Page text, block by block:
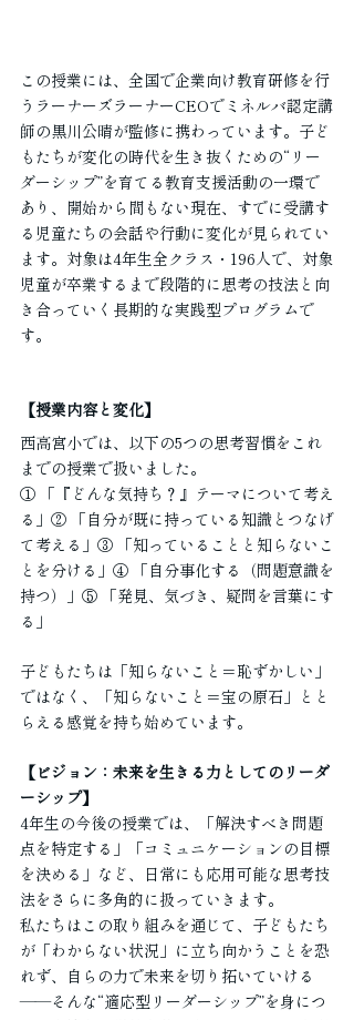
この授業には、全国で企業向け教育研修を行
うラーナーズラーナーCEOでミネルバ認定講
師の黒川公晴が監修に携わっています。子ど
もたちが変化の時代を生き抜くための“リー
ダーシップ”を育てる教育支援活動の一環で
あり、開始から間もない現在、すでに受講す
る児童たちの会話や行動に変化が見られてい
ます。対象は4年生全クラス・196人で、対象
児童が卒業するまで段階的に思考の技法と向
き合っていく長期的な実践型プログラムで
す。
【授業内容と変化】
西高宮小では、以下の5つの思考習慣をこれ
までの授業で扱いました。
① 「『どんな気持ち？』テーマについて考え
る」② 「自分が既に持っている知識とつなげ
て考える」③ 「知っていることと知らないこ
とを分ける」④ 「自分事化する（問題意識を
持つ）」⑤ 「発見、気づき、疑問を言葉にす
る」
子どもたちは「知らないこと＝恥ずかしい」
ではなく、「知らないこと＝宝の原石」とと
らえる感覚を持ち始めています。
【ビジョン：未来を生きる力としてのリーダ
ーシップ】
4年生の今後の授業では、「解決すべき問題
点を特定する」「コミュニケーションの目標
を決める」など、日常にも応用可能な思考技
法をさらに多角的に扱っていきます。
私たちはこの取り組みを通じて、子どもたち
が「わからない状況」に立ち向かうことを恐
れず、自らの力で未来を切り拓いていける
――そんな“適応型リーダーシップ”を身につ